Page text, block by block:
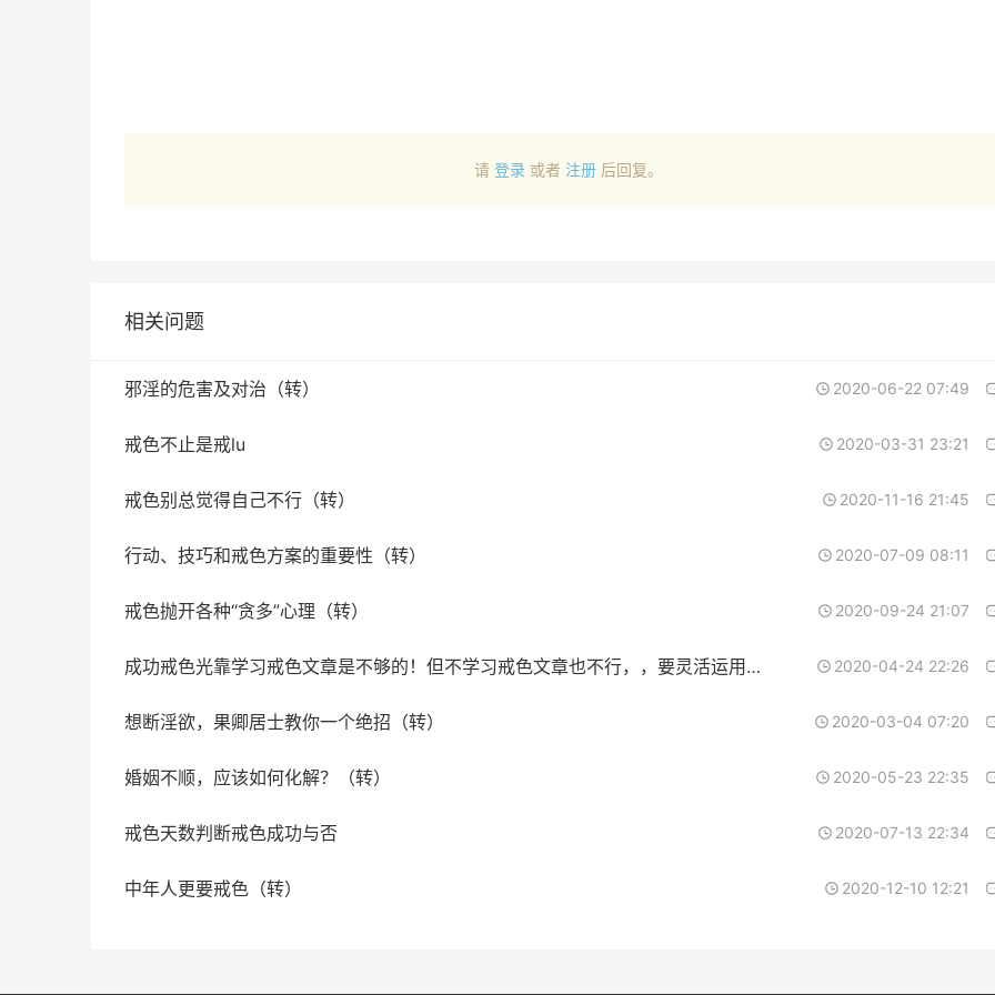
请 登录 或者 注册 后回复。
相关问题
邪淫的危害及对治（转） 2020-06-22 07:49
戒色不止是戒lu 2020-03-31 23:21
戒色别总觉得自己不行（转） 2020-11-16 21:45
行动、技巧和戒色方案的重要性（转） 2020-07-09 08:11
戒色抛开各种“贪多”心理（转） 2020-09-24 21:07
成功戒色光靠学习戒色文章是不够的！但不学习戒色文章也不行，，要灵活运用才能游刃有余！（转） 2020-04-24 22:26
想断淫欲，果卿居士教你一个绝招（转） 2020-03-04 07:20
婚姻不顺，应该如何化解？（转） 2020-05-23 22:35
戒色天数判断戒色成功与否 2020-07-13 22:34
中年人更要戒色（转） 2020-12-10 12:21